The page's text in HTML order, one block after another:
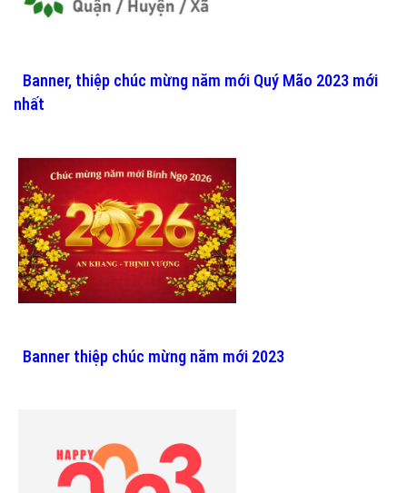
Banner, thiệp chúc mừng năm mới Quý Mão 2023 mới
nhất
Banner thiệp chúc mừng năm mới 2023